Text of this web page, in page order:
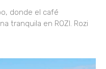
donde el café
tranquila en ROZI. Rozi